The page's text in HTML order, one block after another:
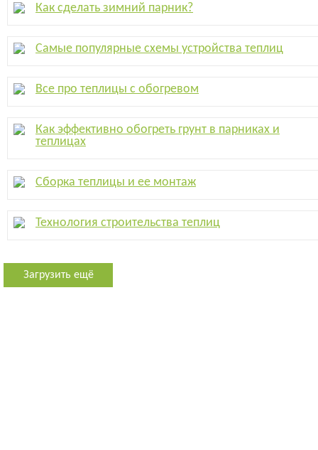
Как сделать зимний парник?
Самые популярные схемы устройства теплиц
Все про теплицы с обогревом
Как эффективно обогреть грунт в парниках и
теплицах
Сборка теплицы и ее монтаж
Технология строительства теплиц
Загрузить ещё